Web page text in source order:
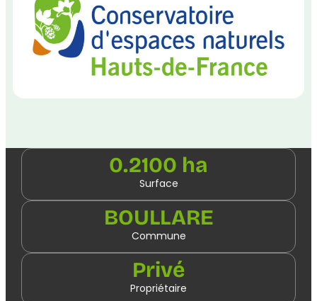
0.2100 ha
Surface
BOULLARE
Commune
Privé
Propriétaire